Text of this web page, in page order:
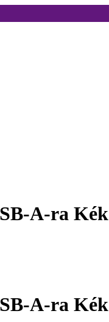
A-ra Kék
A-ra Kék